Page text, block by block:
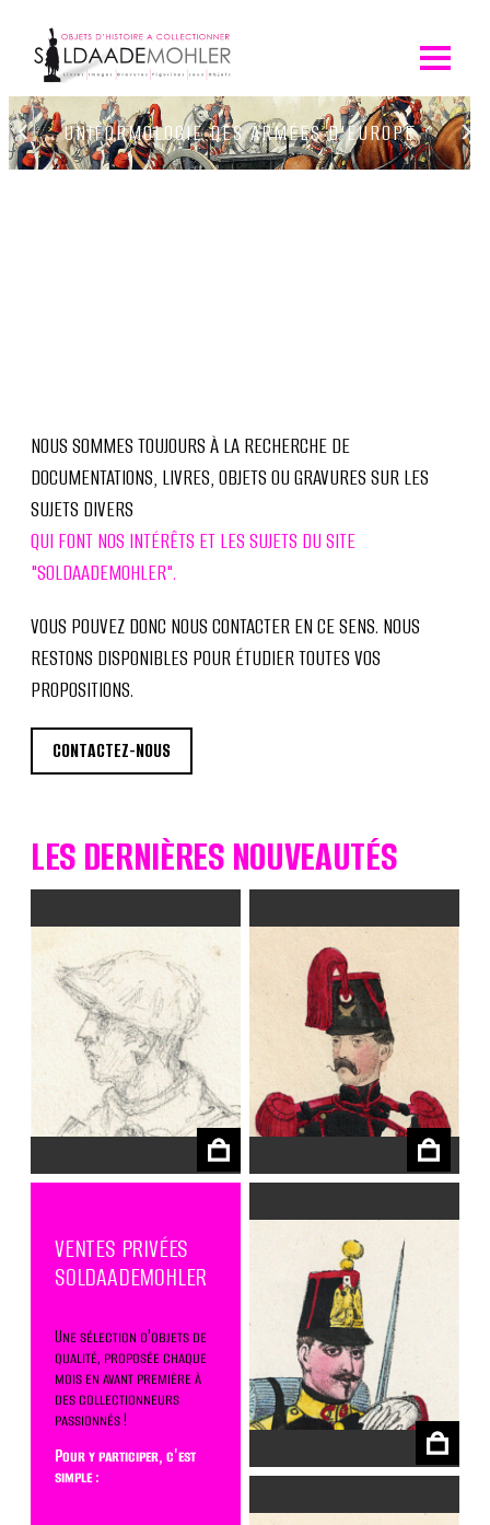
content
UNIFORMOLOGIE DES ARMÉES D'EUROPE
‹ ›
NOUS SOMMES TOUJOURS À LA RECHERCHE DE
DOCUMENTATIONS, LIVRES, OBJETS OU GRAVURES SUR LES
SUJETS DIVERS
QUI FONT NOS INTÉRÊTS ET LES SUJETS DU SITE
"SOLDAADEMOHLER".
VOUS POUVEZ DONC NOUS CONTACTER EN CE SENS. NOUS
RESTONS DISPONIBLES POUR ÉTUDIER TOUTES VOS
PROPOSITIONS.
CONTACTEZ-NOUS
LES DERNIÈRES NOUVEAUTÉS
€ €
VENTES PRIVÉES
SOLDAADEMOHLER
Une sélection d'objets de
qualité, proposée chaque
mois en avant première à
des collectionneurs
passionnés !
Pour y participer, c'est
simple :
€